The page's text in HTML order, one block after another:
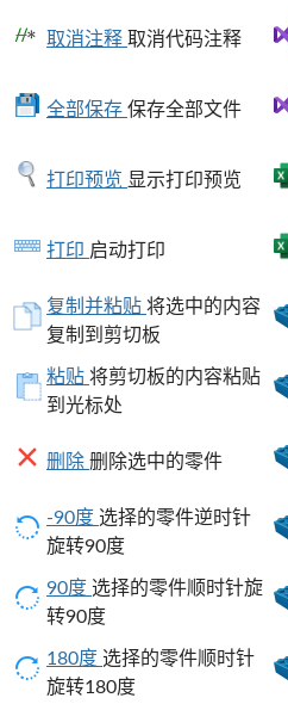
取消注释 取消代码注释
全部保存 保存全部文件
打印预览 显示打印预览
打印 启动打印
复制并粘贴 将选中的内容
复制到剪切板
粘贴 将剪切板的内容粘贴
到光标处
删除 删除选中的零件
-90度 选择的零件逆时针
旋转90度
90度 选择的零件顺时针旋
转90度
180度 选择的零件顺时针
旋转180度